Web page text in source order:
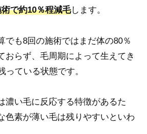
で約10％程減毛します。
でも8回の施術ではまだ体の80％
おらず、毛周期によって生えてき
っている状態です。
濃い毛に反応する特徴があるた
色素が薄い毛は残りやすいといわ